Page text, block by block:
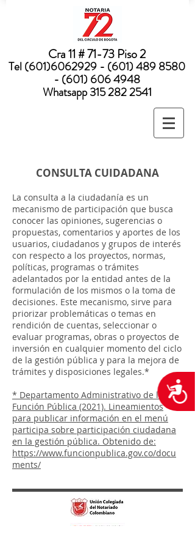
Cra 11 # 71-73 Piso 2
Tel (601)6062929 - (601) 4898580
- (601) 606 4948
Whatsapp315 282 2541
CONSULTA CUIDADANA
La consulta a la ciudadanía es un
mecanismo de participación que busca
conocer las opiniones, sugerencias o
propuestas, comentarios y aportes de los
usuarios, ciudadanos y grupos de interés
con respecto a los proyectos, normas,
políticas, programas o trámites
adelantados por la entidad antes de la
formulación de los mismos o la toma de
decisiones. Este mecanismo, sirve para
priorizar problemáticas o temas en
rendición de cuentas, seleccionar o
evaluar programas, obras o proyectos de
inversión en cualquier momento del ciclo
de la gestión pública y para la mejora de
trámites y disposiciones legales.*
* Departamento Administrativo de la
Función Pública (2021). Lineamientos
para publicar información en el menú
participa sobre participación ciudadana
en la gestión pública. Obtenido de:
https://www.funcionpublica.gov.co/docu
ments/